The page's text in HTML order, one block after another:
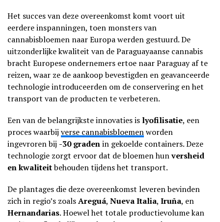
Het succes van deze overeenkomst komt voort uit
eerdere inspanningen, toen monsters van
cannabisbloemen naar Europa werden gestuurd. De
uitzonderlijke kwaliteit van de Paraguayaanse cannabis
bracht Europese ondernemers ertoe naar Paraguay af te
reizen, waar ze de aankoop bevestigden en geavanceerde
technologie introduceerden om de conservering en het
transport van de producten te verbeteren.
Een van de belangrijkste innovaties is lyofilisatie, een
proces waarbij verse cannabisbloemenworden
ingevroren bij -30 gradenin gekoelde containers. Deze
technologie zorgt ervoor dat de bloemen hunversheid
en kwaliteitbehouden tijdens het transport.
De plantages die deze overeenkomst leveren bevinden
zich in regio’s zoalsAreguá, Nueva Italia, Iruña, en
Hernandarias. Hoewel het totale productievolume kan